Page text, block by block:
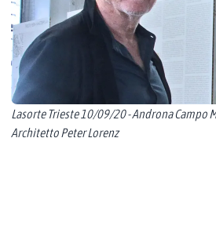
Lasorte Trieste 10/09/20 - Androna Campo
Architetto Peter Lorenz